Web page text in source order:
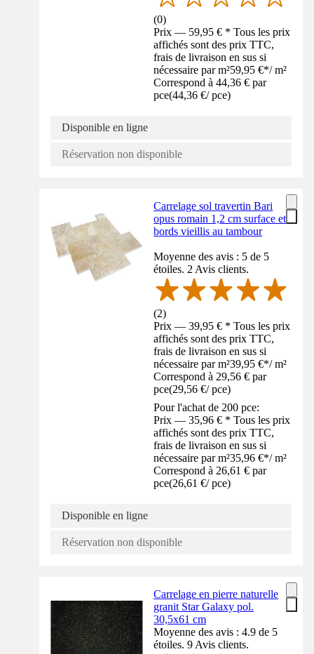
(0)
Prix — 59,95 € * Tous les prix
affichés sont des prix TTC,
frais de livraison en sus si
nécessaire par m²59,95 €*/ m²
Correspond à 44,36 € par
pce(44,36 €/ pce)
Disponible en ligne
Réservation non disponible
Carrelage sol travertin Bari
opus romain 1,2 cm surface et
bords vieillis au tambour
Moyenne des avis : 5 de 5
étoiles. 2 Avis clients.
(2)
Prix — 39,95 € * Tous les prix
affichés sont des prix TTC,
frais de livraison en sus si
nécessaire par m²39,95 €*/ m²
Correspond à 29,56 € par
pce(29,56 €/ pce)
Pour l'achat de 200 pce:
Prix — 35,96 € * Tous les prix
affichés sont des prix TTC,
frais de livraison en sus si
nécessaire par m²35,96 €*/ m²
Correspond à 26,61 € par
pce(26,61 €/ pce)
Disponible en ligne
Réservation non disponible
Carrelage en pierre naturelle
granit Star Galaxy pol.
30,5x61 cm
Moyenne des avis : 4.9 de 5
étoiles. 9 Avis clients.